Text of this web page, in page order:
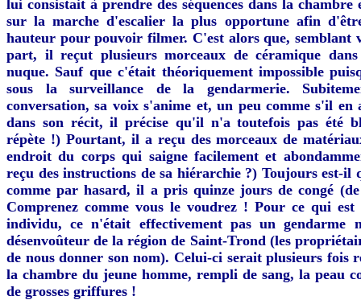
lui consistait à prendre des séquences dans la chambre
sur la marche d'escalier la plus opportune afin
hauteur pour pouvoir filmer. C'est alors que, semblant
part, il reçut plusieurs morceaux de céramique
nuque. Sauf que c'était théoriquement impossible
sous la surveillance de la gendarmerie.
conversation, sa voix s'anime et, un peu comme s'il
dans son récit, il précise qu'il n'a toutefois pas été
répète !) Pourtant, il a reçu des morceaux de
endroit du corps qui saigne facilement et
reçu des instructions de sa hiérarchie ?) Toujours est-il
comme par hasard, il a pris quinze jours de congé
Comprenez comme vous le voudrez ! Pour ce qui est
individu, ce n'était effectivement pas un gendarme
désenvoûteur de la région de Saint-Trond (les
de nous donner son nom). Celui-ci serait plusieurs fois
la chambre du jeune homme, rempli de sang, la peau
de grosses griffures !